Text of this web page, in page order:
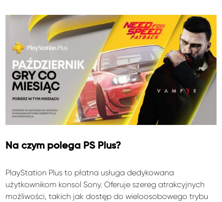
Na czym polega PS Plus?
PlayStation Plus to płatna usługa dedykowana
użytkownikom konsol Sony. Oferuje szereg atrakcyjnych
możliwości, takich jak dostęp do wieloosobowego trybu